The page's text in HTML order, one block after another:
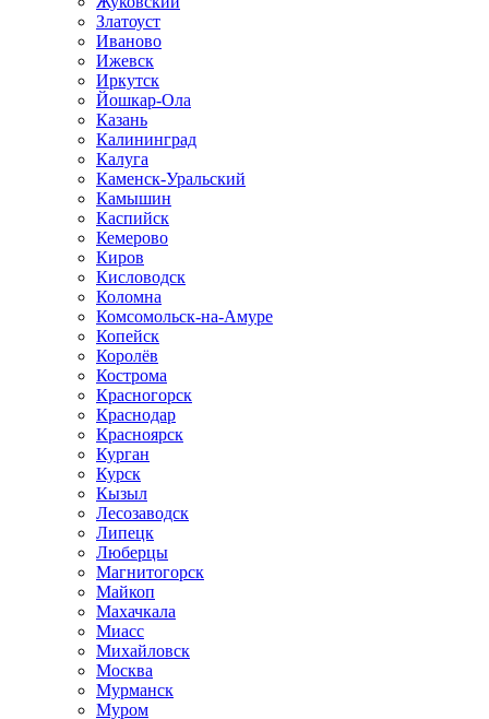
Златоуст
Иваново
Ижевск
Иркутск
Йошкар-Ола
Казань
Калининград
Калуга
Каменск-Уральский
Камышин
Каспийск
Кемерово
Киров
Кисловодск
Коломна
Комсомольск-на-Амуре
Копейск
Королёв
Кострома
Красногорск
Краснодар
Красноярск
Курган
Курск
Кызыл
Лесозаводск
Липецк
Люберцы
Магнитогорск
Майкоп
Махачкала
Миасс
Михайловск
Москва
Мурманск
Муром